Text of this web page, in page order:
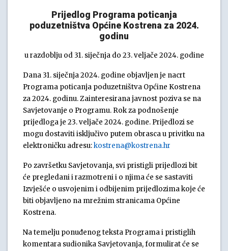
Prijedlog Programa poticanja
poduzetništva Općine Kostrena za 2024.
godinu
u razdoblju od 31. siječnja do 23. veljače 2024. godine
Dana 31. siječnja 2024. godine objavljen je nacrt
Programa poticanja poduzetništva Općine Kostrena
za 2024. godinu. Zainteresirana javnost poziva se na
Savjetovanje o Programu. Rok za podnošenje
prijedloga je 23. veljače 2024. godine. Prijedlozi se
mogu dostaviti isključivo putem obrasca u privitku na
elektroničku adresu:kostrena@kostrena.hr
Po završetku Savjetovanja, svi pristigli prijedlozi bit
će pregledani i razmotreni i o njima će se sastaviti
Izvješće o usvojenim i odbijenim prijedlozima koje će
biti objavljeno na mrežnim stranicama Općine
Kostrena.
Na temelju ponuđenog teksta Programa i pristiglih
komentara sudionika Savjetovanja, formulirat će se